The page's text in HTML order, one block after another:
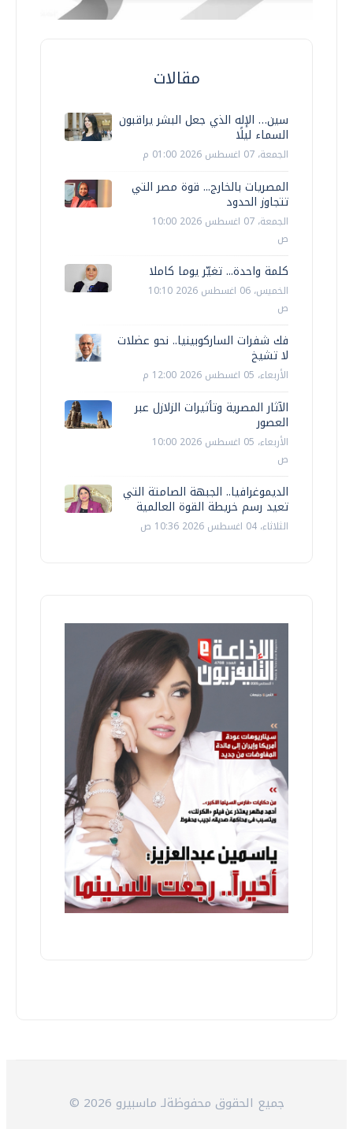
مقالات
سين… الإله الذي جعل البشر يراقبون
السماء ليلًا
الجمعة، 07 اغسطس 2026 01:00 م
المصريات بالخارج... قوة مصر التي
تتجاوز الحدود
الجمعة، 07 اغسطس 2026 10:00
ص
كلمة واحدة... تغيّر يوما كاملا
الخميس، 06 اغسطس 2026 10:10
ص
فك شفرات الساركوبينيا.. نحو عضلات
لا تشيخ
الأربعاء، 05 اغسطس 2026 12:00 م
الآثار المصرية وتأثيرات الزلازل عبر
العصور
الأربعاء، 05 اغسطس 2026 10:00
ص
الديموغرافيا.. الجبهة الصامتة التي
تعيد رسم خريطة القوة العالمية
الثلاثاء، 04 اغسطس 2026 10:36 ص
© 2026 جميع الحقوق محفوظةلـ ماسبيرو